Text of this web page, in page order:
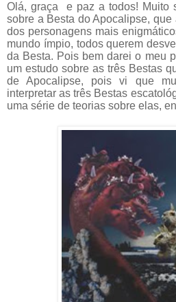
Olá, graça e paz a todos! Muito
sobre a Besta do Apocalipse,
dos personagens mais
mundo ímpio, todos querem
da Besta. Pois bem darei o meu
um estudo sobre as três Bestas
de Apocalipse, pois vi que
interpretar as três Bestas
uma série de teorias sobre elas,